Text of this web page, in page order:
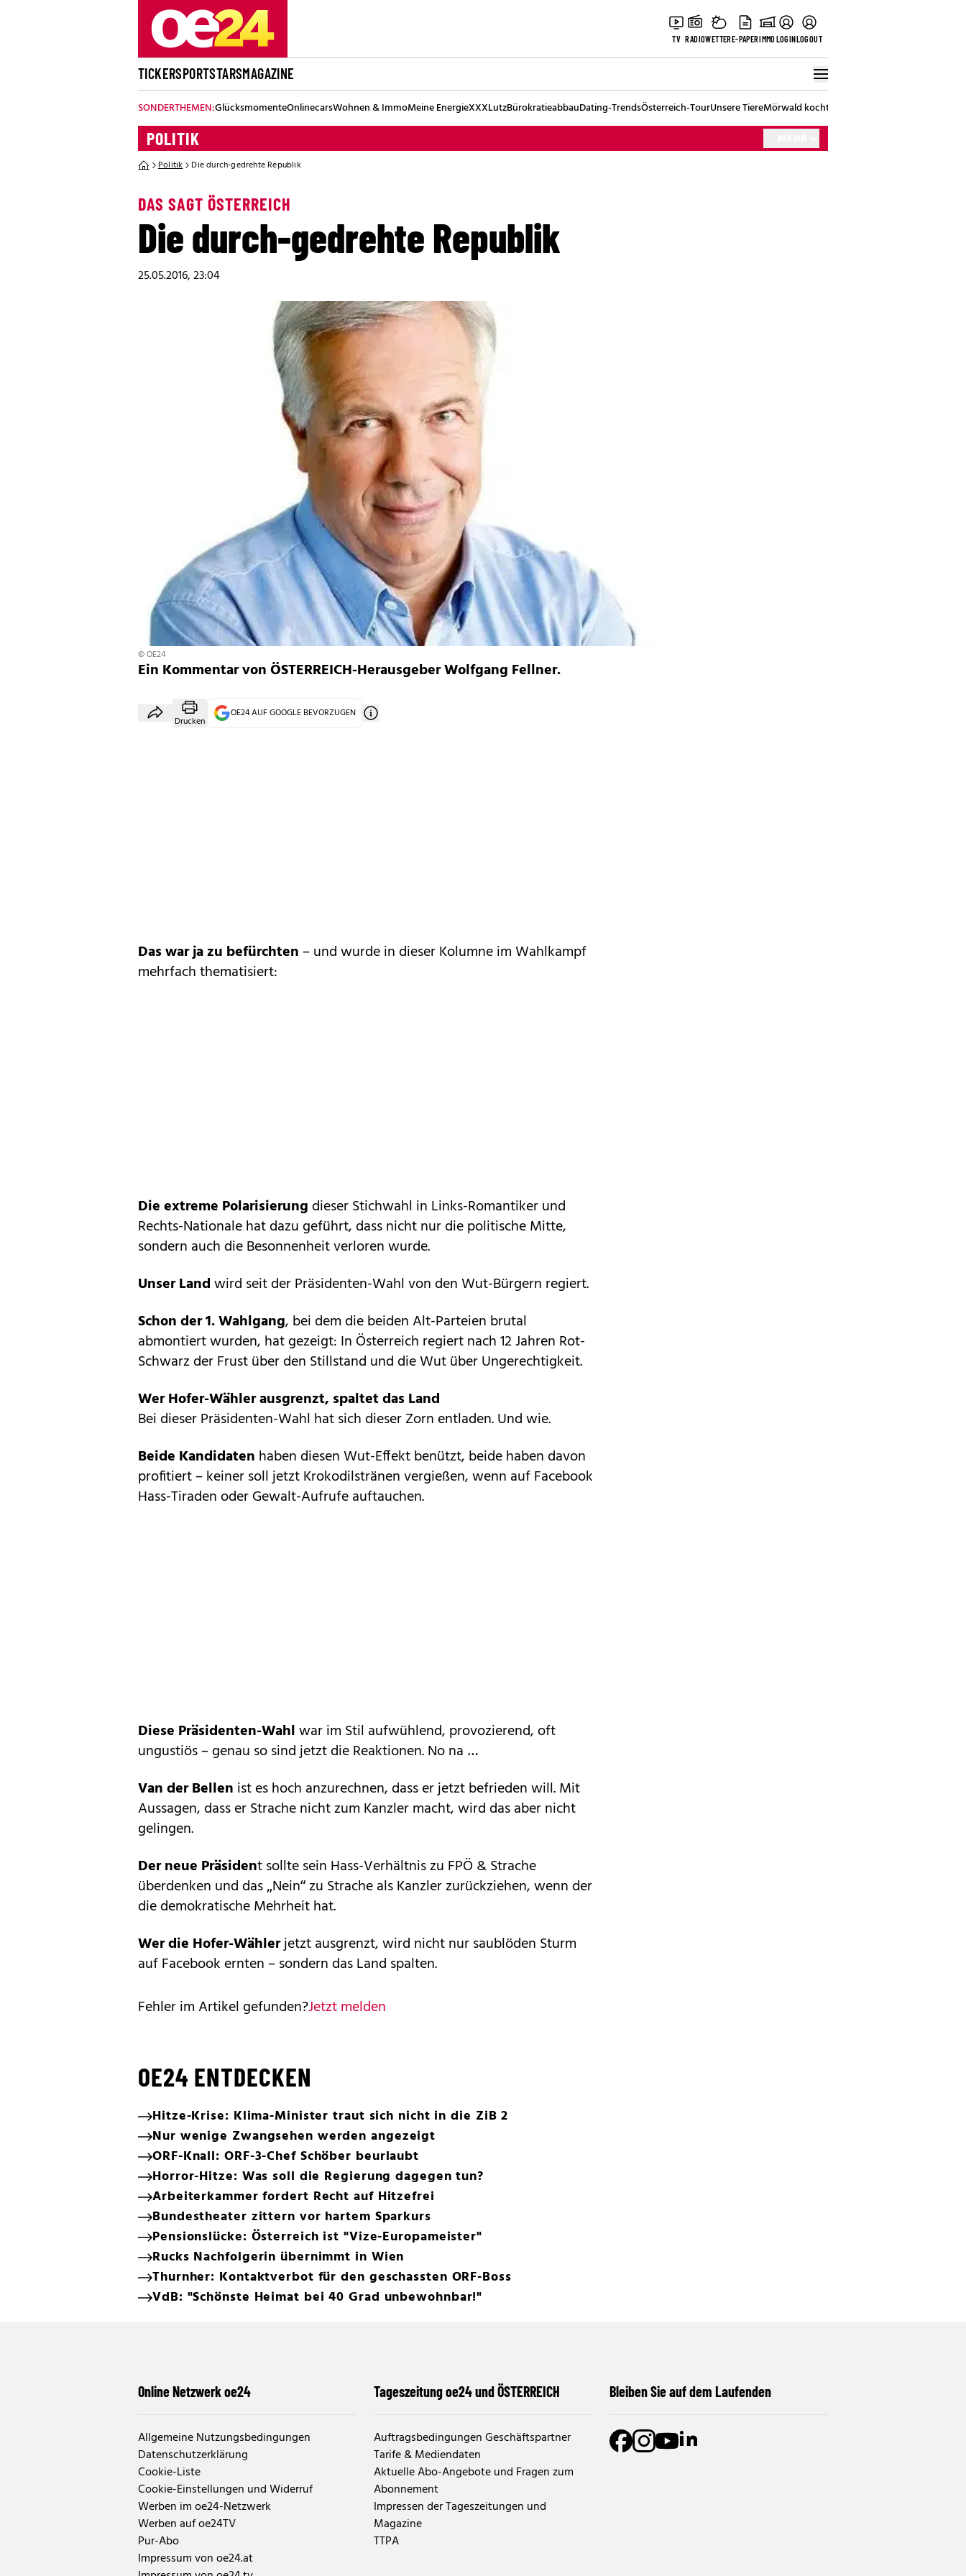
TV RADIOWETTERE-PAPERIMMOLOGINLOGOUT
TICKERSPORTSTARSMAGAZINE
SONDERTHEMEN:GlücksmomenteOnlinecarsWohnen & ImmoMeine EnergieXXXLutzBürokratieabbauDating-TrendsÖsterreich-TourUnsere TiereMörwald kocht
POLITIK
Politik Die durch-gedrehte Republik
DAS SAGT ÖSTERREICH
Die durch-gedrehte Republik
25.05.2016, 23:04
© OE24
Ein Kommentar von ÖSTERREICH-Herausgeber Wolfgang Fellner.
Drucken
OE24 AUF GOOGLE BEVORZUGEN
Das war ja zu befürchten– und wurde in dieser Kolumne im Wahlkampf
mehrfach thematisiert:
Die extreme Polarisierungdieser Stichwahl in Links-Romantiker und
Rechts-Nationale hat dazu geführt, dass nicht nur die politische Mitte,
sondern auch die Besonnenheit verloren wurde.
Unser Landwird seit der Präsidenten-Wahl von den Wut-Bürgern regiert.
Schon der 1. Wahlgang, bei dem die beiden Alt-Parteien brutal
abmontiert wurden, hat gezeigt: In Österreich regiert nach 12 Jahren Rot-
Schwarz der Frust über den Stillstand und die Wut über Ungerechtigkeit.
Wer Hofer-Wähler ausgrenzt, spaltet das Land
Bei dieser Präsidenten-Wahl hat sich dieser Zorn entladen. Und wie.
Beide Kandidaten haben diesen Wut-Effekt benützt, beide haben davon
profitiert – keiner soll jetzt Krokodilstränen vergießen, wenn auf Facebook
Hass-Tiraden oder Gewalt-Aufrufe auftauchen.
Diese Präsidenten-Wahlwar im Stil aufwühlend, provozierend, oft
ungustiös – genau so sind jetzt die Reaktionen. No na …
Van der Bellen ist es hoch anzurechnen, dass er jetzt befrieden will. Mit
Aussagen, dass er Strache nicht zum Kanzler macht, wird das aber nicht
gelingen.
Der neue Präsident sollte sein Hass-Verhältnis zu FPÖ & Strache
überdenken und das „Nein“ zu Strache als Kanzler zurückziehen, wenn der
die demokratische Mehrheit hat.
Wer die Hofer-Wählerjetzt ausgrenzt, wird nicht nur saublöden Sturm
auf Face­book ernten – sondern das Land spalten.
Fehler im Artikel gefunden?Jetzt melden
OE24 ENTDECKEN
Hitze-Krise: Klima-Minister traut sich nicht in die ZiB 2
Nur wenige Zwangsehen werden angezeigt
ORF-Knall: ORF-3-Chef Schöber beurlaubt
Horror-Hitze: Was soll die Regierung dagegen tun?
Arbeiterkammer fordert Recht auf Hitzefrei
Bundestheater zittern vor hartem Sparkurs
Pensionslücke: Österreich ist "Vize-Europameister"
Rucks Nachfolgerin übernimmt in Wien
Thurnher: Kontaktverbot für den geschassten ORF-Boss
VdB: "Schönste Heimat bei 40 Grad unbewohnbar!"
Online Netzwerk oe24
Allgemeine Nutzungsbedingungen
Datenschutzerklärung
Cookie-Liste
Cookie-Einstellungen und Widerruf
Werben im oe24-Netzwerk
Werben auf oe24TV
Pur-Abo
Impressum von oe24.at
Tageszeitung oe24 und ÖSTERREICH
Auftragsbedingungen Geschäftspartner
Tarife & Mediendaten
Aktuelle Abo-Angebote und Fragen zum
Abonnement
Impressen der Tageszeitungen und
Magazine
TTPA
Bleiben Sie auf dem Laufenden